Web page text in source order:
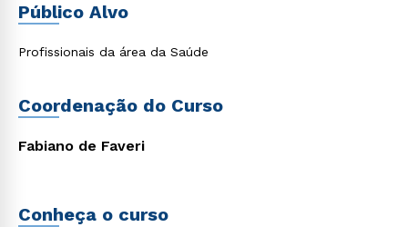
projetos e empreendimentos inovadores na área da
gerontologia. Integrar conhecimentos interdisciplinares para
Público Alvo
Profissionais da área da Saúde
Coordenação do Curso
Fabiano de Faveri
Conheça o curso